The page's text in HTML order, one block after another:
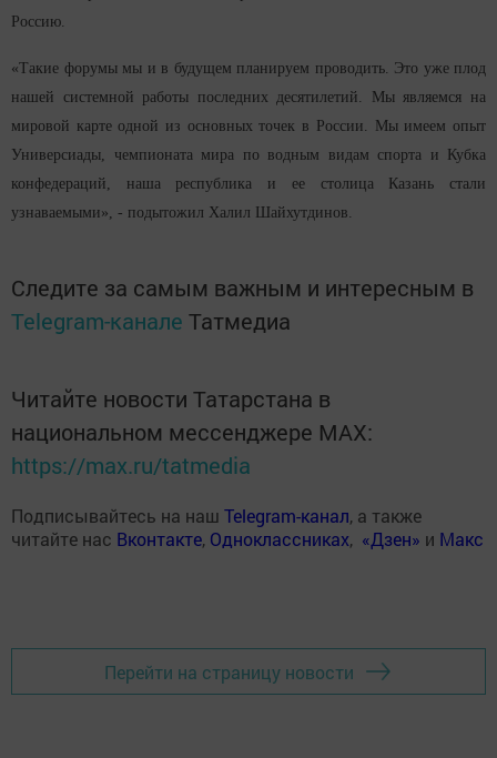
Россию.
«Такие форумы мы и в будущем планируем проводить. Это уже плод
нашей системной работы последних десятилетий. Мы являемся на
мировой карте одной из основных точек в России. Мы имеем опыт
Универсиады, чемпионата мира по водным видам спорта и Кубка
конфедераций, наша республика и ее столица Казань стали
узнаваемыми», - подытожил Халил Шайхутдинов.
Следите за самым важным и интересным в
Telegram-канале Татмедиа
Читайте новости Татарстана в
национальном мессенджере MАХ:
https://max.ru/tatmedia
Подписывайтесь на наш Telegram-канал, а также
читайте нас Вконтакте, Одноклассниках, «Дзен» и Макс
Перейти на страницу новости